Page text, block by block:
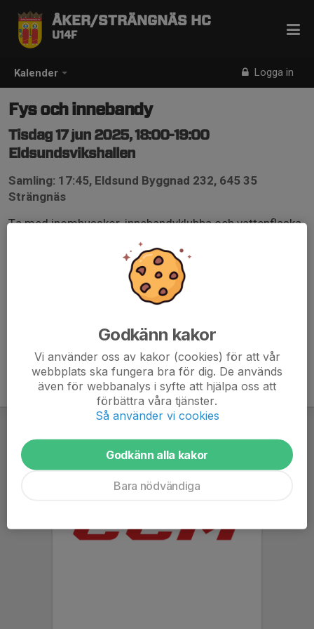
Kalender Logga in
ÅKER/STRÄNGNÄS HC
U14F
Fys och innebandy
Tisdag 17 jun 2025, 18:00-19:00
Eldsundsvikshallen
Samling: 17:45, Eldsund Byggnad 232, 645 35
Strängnäs
Ta med inomhusskor, innebandyklubba och vattenflaska.
Skyddsglasögon för innebandy rekommenderas.
Godkänn kakor
Vi använder oss av kakor (cookies) för att vår
webbplats ska fungera bra för dig. De används
även för webbanalys i syfte att hjälpa oss att
förbättra våra tjänster.
Så använder vi cookies
Godkänn alla kakor
Bara nödvändiga